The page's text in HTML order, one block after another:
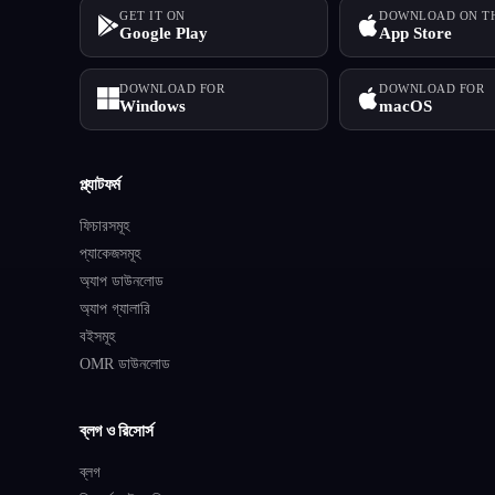
GET IT ON
Google Play
DOWNLOAD ON
App Store
DOWNLOAD FOR
Windows
DOWNLOAD FOR
macOS
প্ল্যাটফর্ম
ফিচারসমূহ
প্যাকেজসমূহ
অ্যাপ ডাউনলোড
অ্যাপ গ্যালারি
বইসমূহ
OMR ডাউনলোড
ব্লগ ও রিসোর্স
ব্লগ